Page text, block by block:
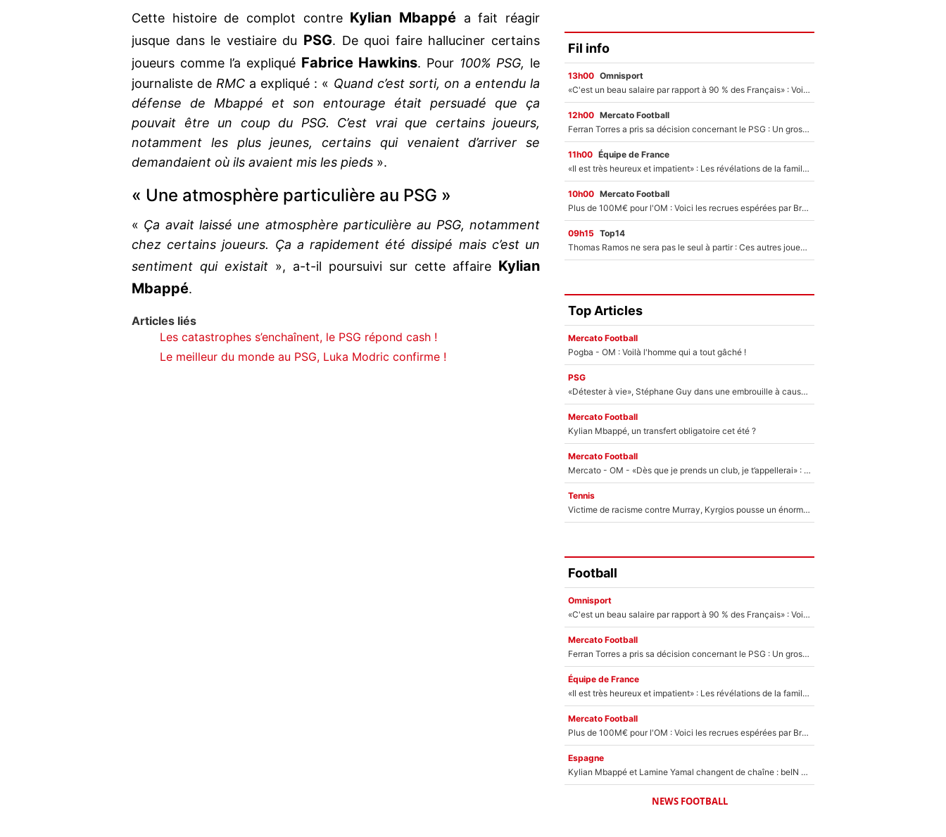
Cette histoire de complot contre Kylian Mbappé a fait réagir
jusque dans le vestiaire du PSG. De quoi faire halluciner certains
joueurs comme l’a expliqué Fabrice Hawkins. Pour 100% PSG, le
journaliste deRMC a expliqué : « Quand c’est sorti, on a entendu la
défense de Mbappé et son entourage était persuadé que ça
pouvait être un coup du PSG. C’est vrai que certains joueurs,
notamment les plus jeunes, certains qui venaient d’arriver se
demandaient où ils avaient mis les pieds ».
« Une atmosphère particulière au PSG »
« Ça avait laissé une atmosphère particulière au PSG, notamment
chez certains joueurs. Ça a rapidement été dissipé mais c’est un
sentiment qui existait », a-t-il poursuivi sur cette affaire Kylian
Mbappé.
Articles liés
Les catastrophes s’enchaînent, le PSG répond cash !
Le meilleur du monde au PSG, Luka Modric confirme !
Fil info
13h00 Omnisport
«C'est un beau salaire par rapport à 90 % des Français» : Voilà combien touchait Nelson Monfort sur France Télévisions avant de rejoindre CNews
12h00 Mercato Football
Ferran Torres a pris sa décision concernant le PSG : Un gros club étranger prêt à relancer le feuilleton pour la signature du champion du monde 2026 !
11h00 Équipe de France
«Il est très heureux et impatient» : Les révélations de la famille Zidane sur sa prise de pouvoir en équipe de France !
10h00 Mercato Football
Plus de 100M€ pour l'OM : Voici les recrues espérées par Bruno Genesio et Grégory Lorenzi après l’opération dégraissage
09h15 Top14
Thomas Ramos ne sera pas le seul à partir : Ces autres joueurs du XV de France pourraient aussi quitter le Stade Toulousain, un club de Top 14 est déjà sur les rangs
Top Articles
Mercato Football
Pogba - OM : Voilà l'homme qui a tout gâché !
PSG
«Détester à vie», Stéphane Guy dans une embrouille à cause du PSG !
Mercato Football
Kylian Mbappé, un transfert obligatoire cet été ?
Mercato Football
Mercato - OM - «Dès que je prends un club, je t’appellerai» : La promesse de Marcelino au moment de claquer la porte
Tennis
Victime de racisme contre Murray, Kyrgios pousse un énorme coup de gueule !
Football
Omnisport
«C'est un beau salaire par rapport à 90 % des Français» : Voilà combien touchait Nelson Monfort sur France Télévisions avant de rejoindre CNews
Mercato Football
Ferran Torres a pris sa décision concernant le PSG : Un gros club étranger prêt à relancer le feuilleton pour la signature du champion du monde 2026 !
Équipe de France
«Il est très heureux et impatient» : Les révélations de la famille Zidane sur sa prise de pouvoir en équipe de France !
Mercato Football
Plus de 100M€ pour l'OM : Voici les recrues espérées par Bruno Genesio et Grégory Lorenzi après l’opération dégraissage
Espagne
Kylian Mbappé et Lamine Yamal changent de chaîne : beIN SPORTS ne digère pas cette décision historique et prédit un fiasco pour la Liga
NEWS FOOTBALL